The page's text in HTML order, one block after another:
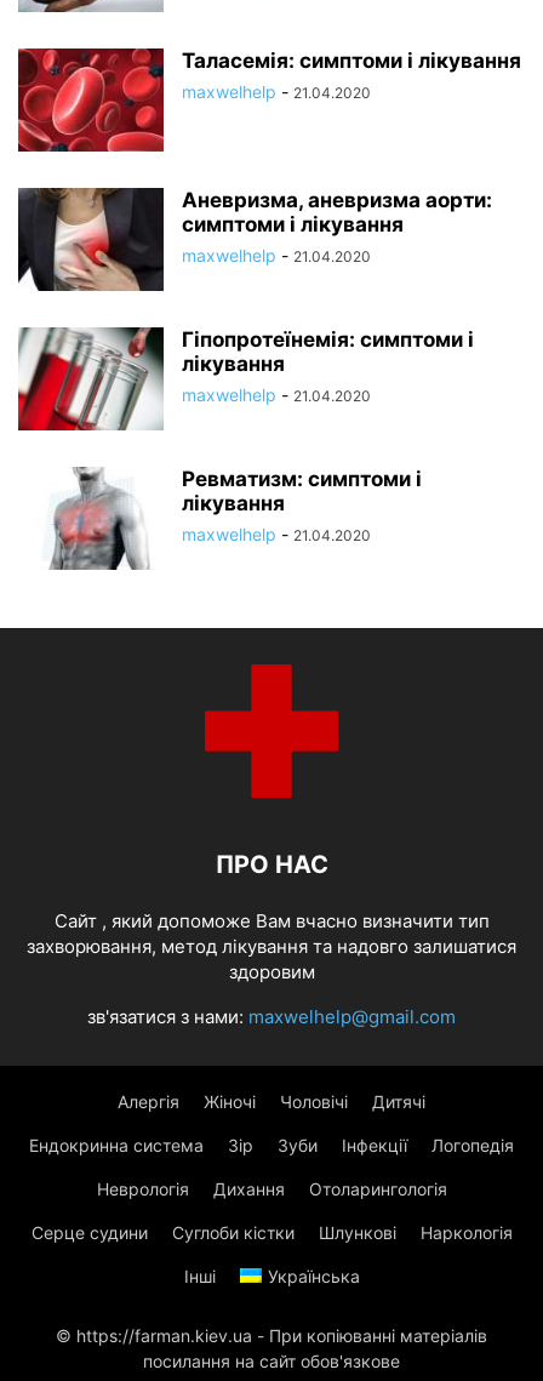
Таласемія: симптоми і лікування
maxwelhelp - 21.04.2020
Аневризма, аневризма аорти:
симптоми і лікування
maxwelhelp - 21.04.2020
Гіпопротеїнемія: симптоми і
лікування
maxwelhelp - 21.04.2020
Ревматизм: симптоми і
лікування
maxwelhelp - 21.04.2020
ПРО НАС
Cайт , який допоможе Вам вчасно визначити тип
захворювання, метод лікування та надовго залишатися
здоровим
зв'язатися з нами: maxwelhelp@gmail.com
Алергія Жіночі Чоловічі Дитячі
Ендокринна система Зір Зуби Інфекції Логопедія
Неврологія Дихання Отоларингологія
Серце судини Суглоби кістки Шлункові Наркологія
Інші Українська
© https://farman.kiev.ua - При копіюванні матеріалів
посилання на сайт обов'язкове